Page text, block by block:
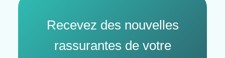
Recevez des nouvelles
rassurantes de votre